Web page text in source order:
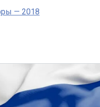
— 2018